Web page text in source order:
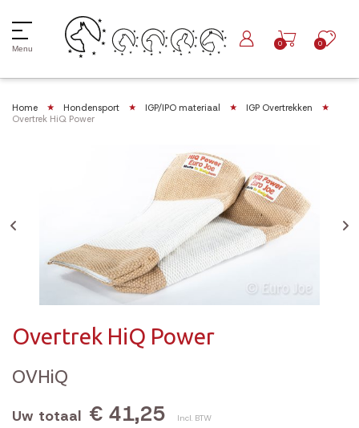
Menu
0 0
Home Hondensport IGP/IPO materiaal
IGP Overtrekken
Overtrek HiQ Power
Overtrek HiQ Power
OVHiQ
Uw totaal € 41,25 Incl. BTW